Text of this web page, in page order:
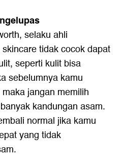
selaku ahli
tidak cocok dapat
seperti kulit bisa
sebelumnya kamu
jangan memilih
kandungan asam.
normal jika kamu
yang tidak